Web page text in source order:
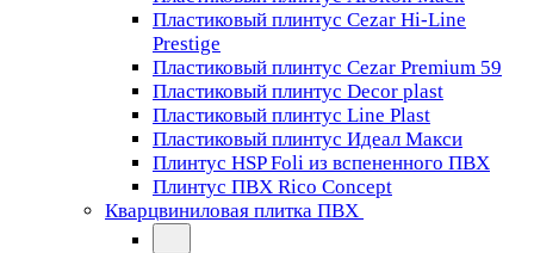
Пластиковый плинтус Cezar Hi-Line
Prestige
Пластиковый плинтус Cezar Premium 59
Пластиковый плинтус Decor plast
Пластиковый плинтус Line Plast
Пластиковый плинтус Идеал Макси
Плинтус HSP Foli из вспененного ПВХ
Плинтус ПВХ Rico Concept
Кварцвиниловая плитка ПВХ